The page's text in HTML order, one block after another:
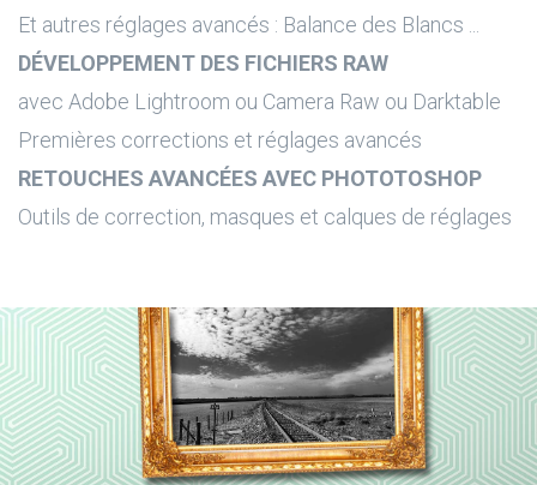
Et autres réglages avancés : Balance des Blancs ...
DÉVELOPPEMENT DES FICHIERS RAW
avec Adobe Lightroom ou Camera Raw ou Darktable
Premières corrections et réglages avancés
RETOUCHES AVANCÉES AVEC PHOTOTOSHOP
Outils de correction, masques et calques de réglages